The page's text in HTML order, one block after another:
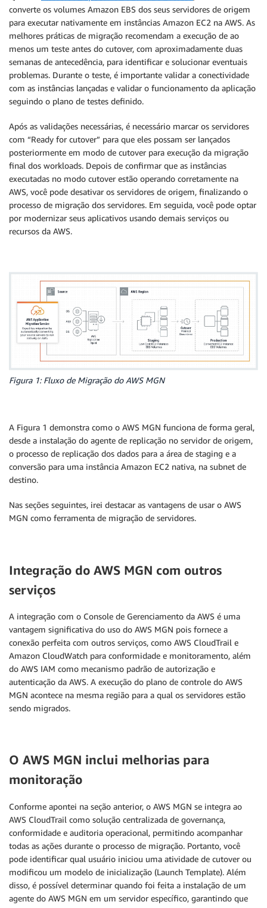
converte os volumes Amazon EBS dos seus servidores de origem
para executar nativamente em instâncias Amazon EC2 na AWS. As
melhores práticas de migração recomendam a execução de ao
menos um teste antes do cutover, com aproximadamente duas
semanas de antecedência, para identificar e solucionar eventuais
problemas. Durante o teste, é importante validar a conectividade
com as instâncias lançadas e validar o funcionamento da aplicação
seguindo o plano de testes definido.
Após as validações necessárias, é necessário marcar os servidores
com “Ready for cutover” para que eles possam ser lançados
posteriormente em modo de cutover para execução da migração
final dos workloads. Depois de confirmar que as instâncias
executadas no modo cutover estão operando corretamente na
AWS, você pode desativar os servidores de origem, finalizando o
processo de migração dos servidores. Em seguida, você pode optar
por modernizar seus aplicativos usando demais serviços ou
recursos da AWS.
Figura 1: Fluxo de Migração do AWS MGN
A Figura 1 demonstra como o AWS MGN funciona de forma geral,
desde a instalação do agente de replicação no servidor de origem,
o processo de replicação dos dados para a área de staging e a
conversão para uma instância Amazon EC2 nativa, na subnet de
destino.
Nas seções seguintes, irei destacar as vantagens de usar o AWS
MGN como ferramenta de migração de servidores.
Integração do AWS MGN com outros
serviços
A integração com o Console de Gerenciamento da AWS é uma
vantagem significativa do uso do AWS MGN pois fornece a
conexão perfeita com outros serviços, como AWS CloudTrail e
Amazon CloudWatch para conformidade e monitoramento, além
do AWS IAM como mecanismo padrão de autorização e
autenticação da AWS. A execução do plano de controle do AWS
MGN acontece na mesma região para a qual os servidores estão
sendo migrados.
O AWS MGN inclui melhorias para
monitoração
Conforme apontei na seção anterior, o AWS MGN se integra ao
AWS CloudTrail como solução centralizada de governança,
conformidade e auditoria operacional, permitindo acompanhar
todas as ações durante o processo de migração. Portanto, você
pode identificar qual usuário iniciou uma atividade de cutover ou
modificou um modelo de inicialização (Launch Template). Além
disso, é possível determinar quando foi feita a instalação de um
agente do AWS MGN em um servidor específico, garantindo que